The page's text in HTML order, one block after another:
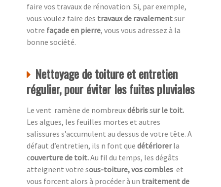
faire vos travaux de rénovation. Si, par exemple,
vous voulez faire des travaux de ravalementsur
votre façade en pierre, vous vous adressez à la
bonne société.
Nettoyage de toiture et entretien
régulier, pour éviter les fuites pluviales
Le vent ramène de nombreuxdébrissur le toit.
Les algues, les feuilles mortes et autres
salissures s’accumulent au dessus de votre tête. A
défaut d’entretien, ils n font que détériorerla
couverture de toit.Au fil du temps, les dégâts
atteignent votre sous-toiture, vos combles et
vous forcent alors à procéder à un traitement de